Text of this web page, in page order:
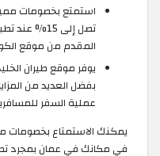
تصل إلى
المقدم من موقع
يوفر موقع طيران
بفضل العديد من
عملية السفر